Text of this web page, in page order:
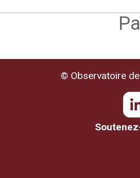
© Observatoire